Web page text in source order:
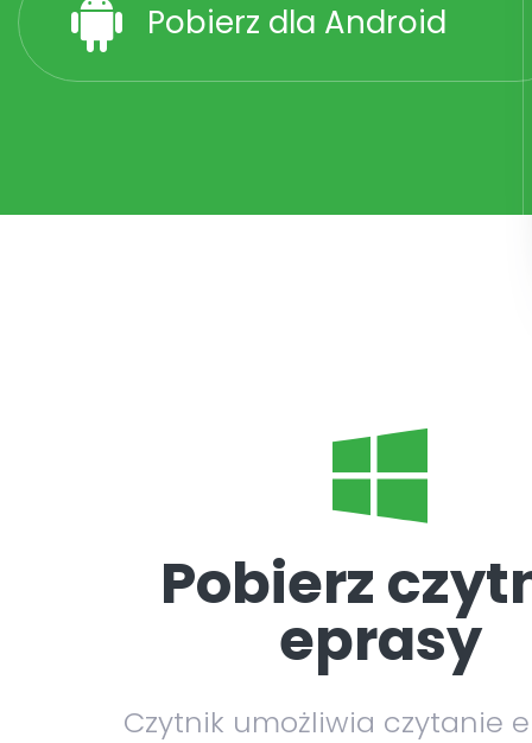
Pobierz dla Android
Pobierz
eprasy
Czytnik umożliwia czytanie